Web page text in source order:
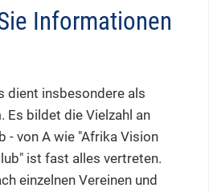
Informationen
dient insbesondere als
bildet die Vielzahl an
- von A wie "Afrika Vision
ist fast alles vertreten.
einzelnen Vereinen und